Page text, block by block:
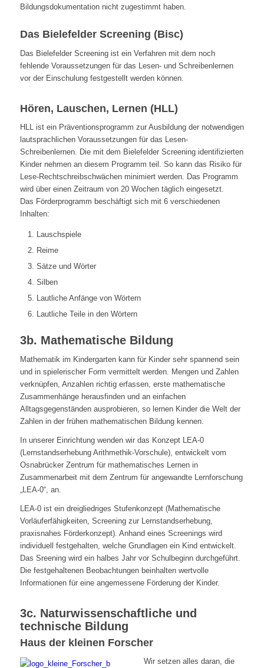
Bildungsdokumentation nicht zugestimmt haben.
Das Bielefelder Screening (Bisc)
Das Bielefelder Screening ist ein Verfahren mit dem noch
fehlende Voraussetzungen für das Lesen- und Schreibenlernen
vor der Einschulung festgestellt werden können.
Hören, Lauschen, Lernen (HLL)
HLL ist ein Präventionsprogramm zur Ausbildung der notwendigen
lautsprachlichen Voraussetzungen für das Lesen-
Schreibenlernen. Die mit dem Bielefelder Screening identifizierten
Kinder nehmen an diesem Programm teil. So kann das Risiko für
Lese-Rechtschreibschwächen minimiert werden. Das Programm
wird über einen Zeitraum von 20 Wochen täglich eingesetzt.
Das Förderprogramm beschäftigt sich mit 6 verschiedenen
Inhalten:
Lauschspiele
Reime
Sätze und Wörter
Silben
Lautliche Anfänge von Wörtern
Lautliche Teile in den Wörtern
3b. Mathematische Bildung
Mathematik im Kindergarten kann für Kinder sehr spannend sein
und in spielerischer Form vermittelt werden. Mengen und Zahlen
verknüpfen, Anzahlen richtig erfassen, erste mathematische
Zusammenhänge herausfinden und an einfachen
Alltagsgegenständen ausprobieren, so lernen Kinder die Welt der
Zahlen in der frühen mathematischen Bildung kennen.
In unserer Einrichtung wenden wir das Konzept LEA-0
(Lernstandserhebung Arithmethik-Vorschule), entwickelt vom
Osnabrücker Zentrum für mathematisches Lernen in
Zusammenarbeit mit dem Zentrum für angewandte Lernforschung
„LEA-0“, an.
LEA-0 ist ein dreigliedriges Stufenkonzept (Mathematische
Vorläuferfähigkeiten, Screening zur Lernstandserhebung,
praxisnahes Förderkonzept). Anhand eines Screenings wird
individuell festgehalten, welche Grundlagen ein Kind entwickelt.
Das Sreening wird ein halbes Jahr vor Schulbeginn durchgeführt.
Die festgehaltenen Beobachtungen beinhalten wertvolle
Informationen für eine angemessene Förderung der Kinder.
3c. Naturwissenschaftliche und
technische Bildung
Haus der kleinen Forscher
Wir setzen alles daran, die